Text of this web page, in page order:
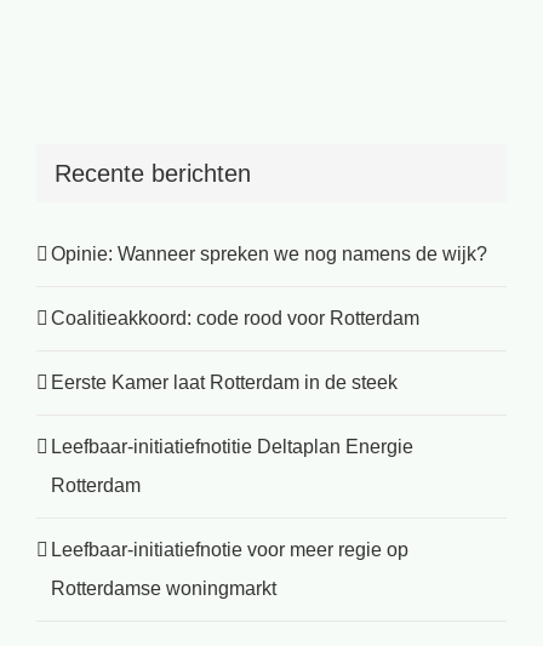
Recente berichten
Opinie: Wanneer spreken we nog namens de wijk?
Coalitieakkoord: code rood voor Rotterdam
Eerste Kamer laat Rotterdam in de steek
Leefbaar-initiatiefnotitie Deltaplan Energie
Rotterdam
Leefbaar-initiatiefnotie voor meer regie op
Rotterdamse woningmarkt